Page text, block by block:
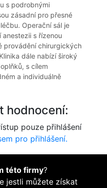
s podrobnými
zásadní pro přesné
Operační sál je
s řízenou
provádění chirurgických
dále nabízí široký
s cílem
a individuálně
hodnocení:
pouze přihlášení
pro přihlášení.
této firmy?
jestli můžete získat